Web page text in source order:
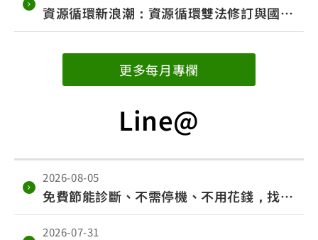
資源循環新浪潮：資源循環雙法修訂與國內
產業的轉型契機
更多每月專欄
Line@
2026-08-05
免費節能診斷、不需停機、不用花錢，找出
企業最耗電的環節！
2026-07-31